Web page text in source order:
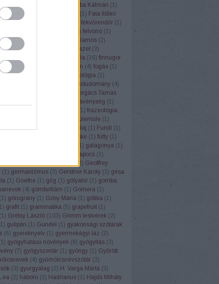
Faluba Kálmán (1 )
1 Farkas Edit (1 ) Fata Ildikó
(1) fehér gólya fekvőrendőr (1 )
) felvonó (1 )
( fene fényvillamos (2)
férfi festészet (3)
filozófia (16) finnugor
főbűn (4) fogás (1 )
(1) folklór fonológia (1 )
fordítástudomány (4)
Forgács Tamás
fösvénység (1 )
(1 ) frazeológia
fülemüle (1 )
fülolaj (1 ) Fundi (1 )
füsti fecske (1 ) fütty (1 )
1 ) galagonya (1 )
gemkapocs (1 )
2) Geoffrey
(1 ) germanizmus (3) Gerstner Károly (3) gésa
(1 ) Goethe (1 ) gőg (1 ) gólyahír (1 ) gomba
(4) gömbvillám (1 ) Gomera (1 )
(1 ) górugrány (1 ) Gósy Mária (1 ) gótika (1 )
) grafit (1 ) grammatika (5) grapefruit (1 )
(1 ) Grétsy László (103) Grimm testvérek (2)
1 ) gulipán (1 ) Gundel (1 ) gyakorisági szótárak
(6) gyereknyelv (1 ) gyermekágyi láz (2)
1 ) gyógyhatású növények (8) gyógyítás (3)
(7) gyógyszertár (1 ) gyöngy (1 ) Győrött
(4) gyümölcsnévszótár (3)
(3) gyurgyalag (2) H. Varga Márta (3)
(2) háború (2) Hadrianus (1 ) Hajdú Mihály